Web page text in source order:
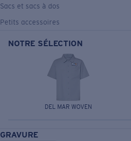
Sacs et sacs à dos
Petits accessoires
NOTRE SÉLECTION
DEL MAR WOVEN
GRAVURE